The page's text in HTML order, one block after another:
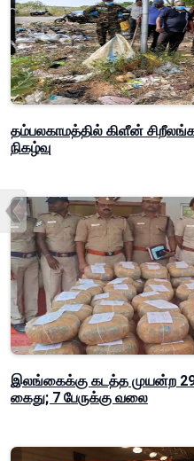
தம்பலகாமத்தில் கிளீன்
நிகழ்வு
இலங்கைக்கு கடத்த முயன்ற
கைது; 7 பேருக்கு வலை